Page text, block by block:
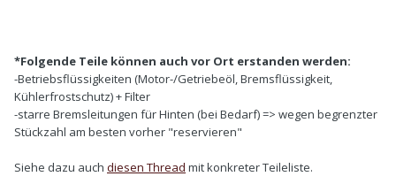
*Folgende Teile können auch vor Ort erstanden werden:
-Betriebsflüssigkeiten (Motor-/Getriebeöl, Bremsflüssigkeit,
Kühlerfrostschutz) + Filter
-starre Bremsleitungen für Hinten (bei Bedarf) => wegen begrenzter
Stückzahl am besten vorher "reservieren"
Siehe dazu auch diesen Thread mit konkreter Teileliste.